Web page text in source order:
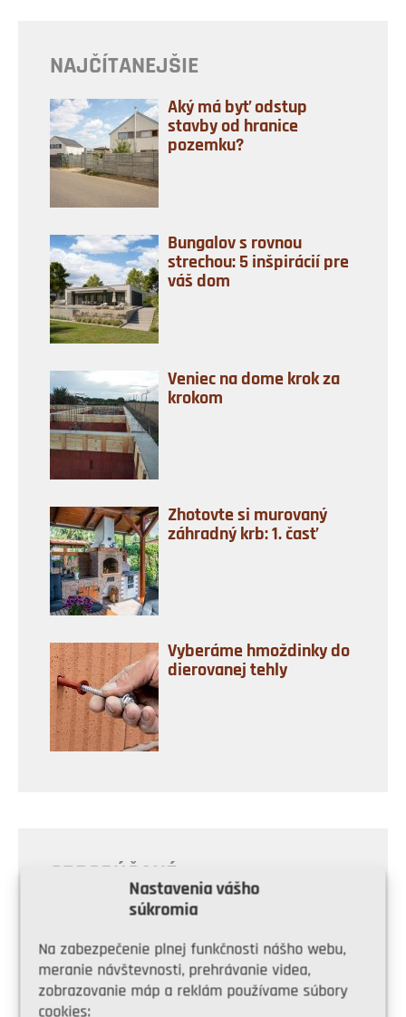
Nastavenia vášho
súkromia
Na zabezpečenie plnej funkčnosti nášho webu,
meranie návštevnosti, prehrávanie videa,
zobrazovanie máp a reklám používame súbory
cookies:
NAJČÍTANEJŠIE
Aký má byť odstup
stavby od hranice
pozemku?
Bungalov s rovnou
strechou: 5 inšpirácií pre
váš dom
Veniec na dome krok za
krokom
Zhotovte si murovaný
záhradný krb: 1. časť
Vyberáme hmoždinky do
dierovanej tehly
ODPORÚČANÉ